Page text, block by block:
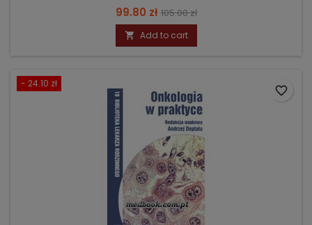
Price
99.80 zł Regular
price
105.00 zł
 Add to cart
- 24.10 zł
favorite_border